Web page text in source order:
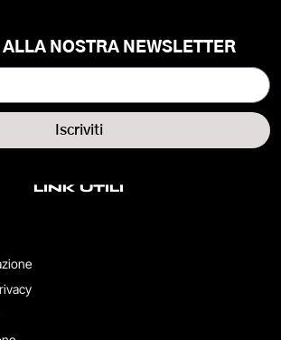
LINK UTILI
ALLA NOSTRA NEWSLETTER
Iscriviti